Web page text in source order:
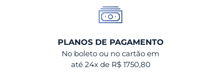
PLANOS DE PAGAMENTO
No boleto ou no cartão em
até 24x de R$ 1750,80